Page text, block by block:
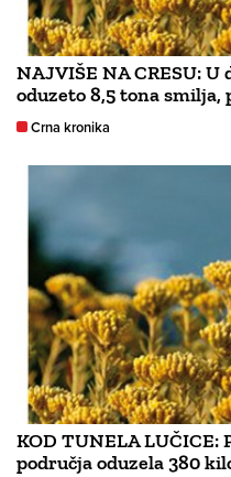
NAJVIŠE NA CRESU:
oduzeto 8,5 tona smilja,
Crna kronika
KOD TUNELA LUČICE:
područja oduzela 380